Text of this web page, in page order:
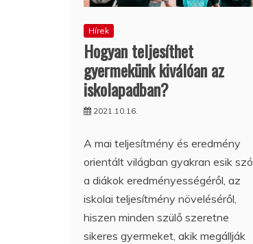
Hírek
Hogyan teljesíthet
gyermekünk kiválóan az
iskolapadban?
2021.10.16.
A mai teljesítmény és eredmény
orientált világban gyakran esik szó
a diákok eredményességéről, az
iskolai teljesítmény növeléséről,
hiszen minden szülő szeretne
sikeres gyermeket, akik megállják